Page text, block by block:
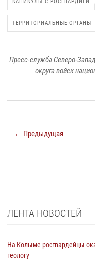
КАНИКУЛЫ С РОСГВАРДИЕЙ
ТЕРРИТОРИАЛЬНЫЕ ОРГАНЫ
Пресс-служба Северо-
округа войск
← Предыдущая
ЛЕНТА НОВОСТЕЙ
На Колыме росгвардейцы
геологу